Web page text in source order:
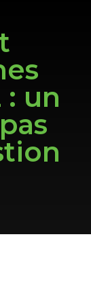
: un